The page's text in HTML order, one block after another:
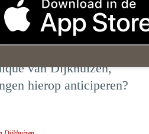
vaak een vorm van
hadden al jaren van
van Dijkhuizen,
hierop anticiperen?